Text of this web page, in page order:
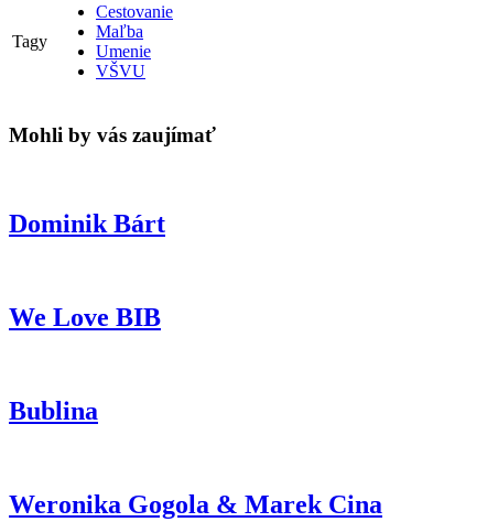
Tagy
Cestovanie
Maľba
Umenie
VŠVU
Mohli by vás zaujímať
Dominik Bárt
We Love BIB
Bublina
Weronika Gogola & Marek Cina